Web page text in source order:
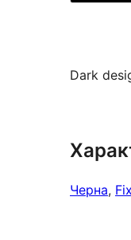
Dark
Черна,